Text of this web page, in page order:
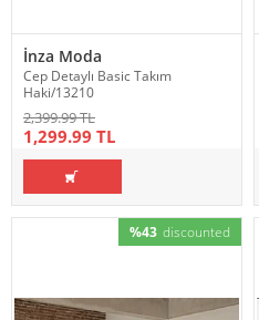
İnza Moda
Cep Detaylı Basic Takım
Haki/13210
2,399.99 TL
1,299.99 TL
%43 discounted